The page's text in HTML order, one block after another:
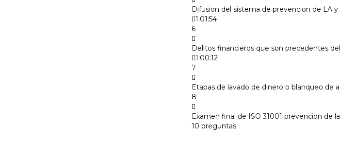
Difusion del sistema de prevencion de LA y
1:01:54
6
Delitos financieros que son precedentes
1:00:12
7
Etapas de lavado de dinero o blanqueo de
8
Examen final de ISO 31001 prevencion de
10 preguntas